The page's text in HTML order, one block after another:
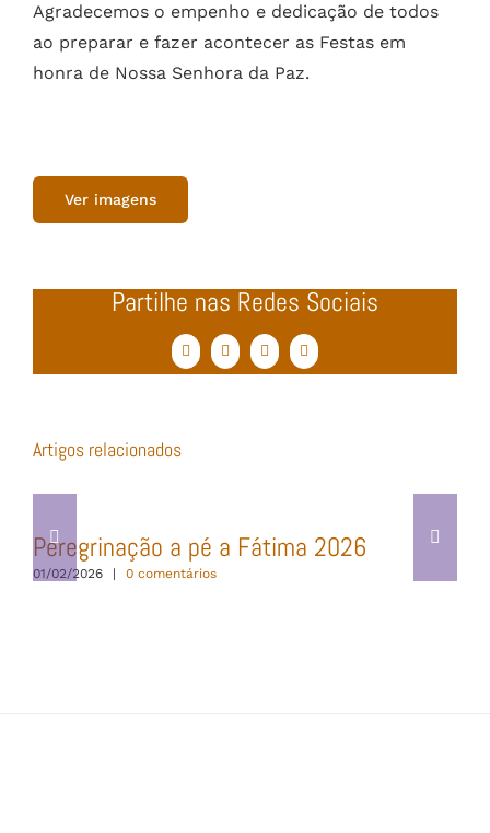
Agradecemos o empenho e dedicação de todos
ao preparar e fazer acontecer as Festas em
honra de Nossa Senhora da Paz.
Ver imagens
Partilhe nas Redes Sociais
FacebookTwitterWhatsApp
Email
(necessário
Artigos relacionados
Peregrinação a pé a Fátima 2026
01/02/2026 | 0 comentários